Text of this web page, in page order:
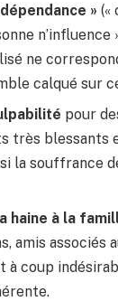
» («
n’influence
ne
calqué sur
pour
très blessants
la souffrance
haine à la
amis associés
à coup